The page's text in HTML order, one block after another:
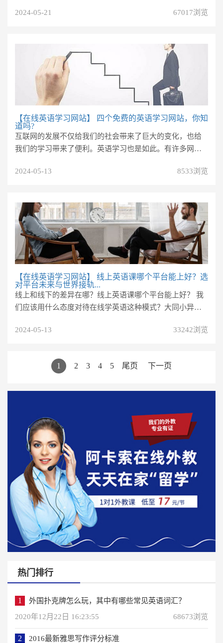
2024-05-21
67017浏览
【在线英语学习网站】
四个免费的英语学习网站，你知
道吗?
互联网的发展不仅给我们的社会带来了巨大的变化，也给
我们的学习带来了便利。英语学习也是如此。有许多网站
2024-05-13
8533浏览
【在线英语学习网站】
线上英语课哪个平台能上好？选
对平台未来与世界接轨...
线上和线下的差异在哪？线上英语课哪个平台能上好？ 我
们应该用什么态度对待在线学英语这种模式？大同小异的
2024-05-13
33242浏览
1 2 3 4 5 尾页 下一页
热门排行
1
外国扑克牌怎么玩，其中有哪些常见英语词汇？
2020年12月22日 16:23:55
68673浏览
2
2016最新雅思写作评分标准